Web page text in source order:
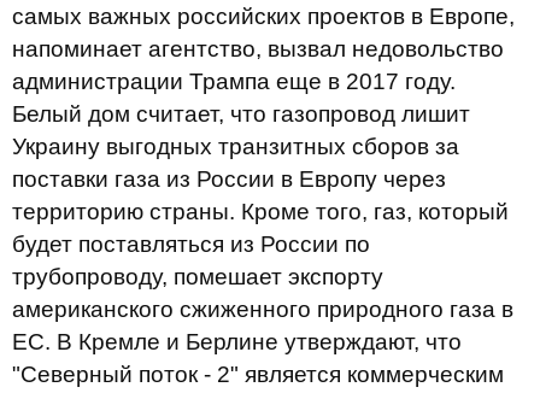
самых важных российских проектов в Европе,
напоминает агентство, вызвал недовольство
администрации Трампа еще в 2017 году.
Белый дом считает, что газопровод лишит
Украину выгодных транзитных сборов за
поставки газа из России в Европу через
территорию страны. Кроме того, газ, который
будет поставляться из России по
трубопроводу, помешает экспорту
американского сжиженного природного газа в
ЕС. В Кремле и Берлине утверждают, что
"Северный поток - 2" является коммерческим